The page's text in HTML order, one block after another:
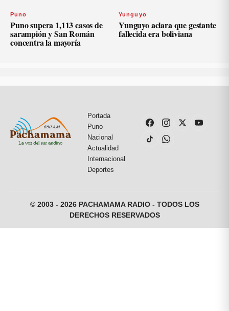
Puno
Puno supera 1,113 casos de
sarampión y San Román
concentra la mayoría
Yunguyo
Yunguyo aclara que gestante
fallecida era boliviana
Portada
Puno
Nacional
Actualidad
Internacional
Deportes
© 2003 - 2026 PACHAMAMA RADIO - TODOS LOS
DERECHOS RESERVADOS